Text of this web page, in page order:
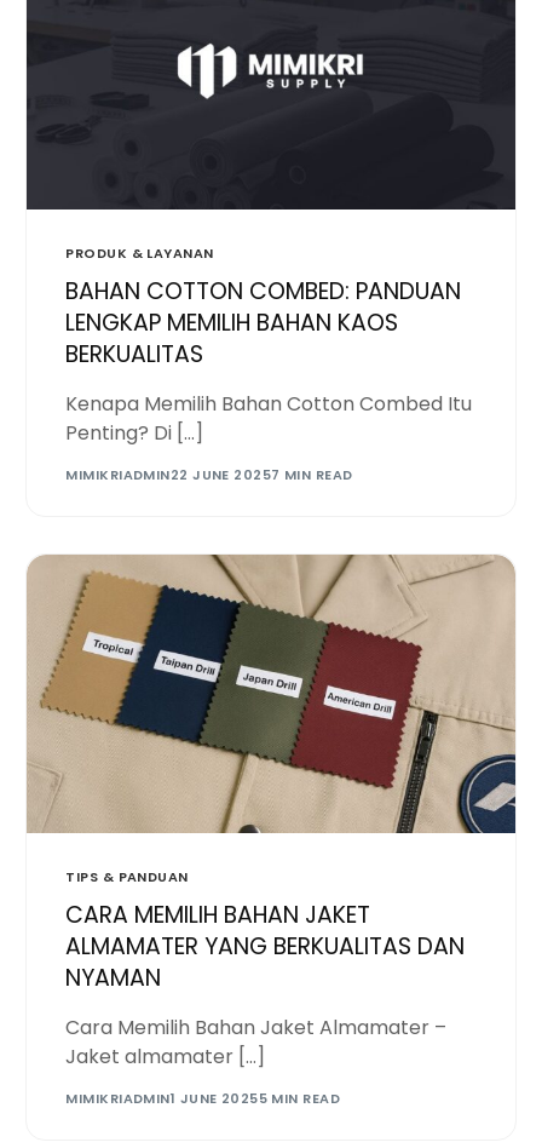
PRODUK & LAYANAN
BAHAN COTTON COMBED: PANDUAN
LENGKAP MEMILIH BAHAN KAOS
BERKUALITAS
Kenapa Memilih Bahan Cotton Combed Itu
Penting? Di […]
MIMIKRIADMIN22 JUNE 20257 MIN READ
TIPS & PANDUAN
CARA MEMILIH BAHAN JAKET
ALMAMATER YANG BERKUALITAS DAN
NYAMAN
Cara Memilih Bahan Jaket Almamater –
Jaket almamater […]
MIMIKRIADMIN1 JUNE 20255 MIN READ